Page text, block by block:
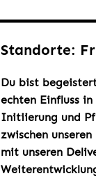
Standorte:
Du bist
echten Einfluss
Initiierung und
zwischen
mit unseren